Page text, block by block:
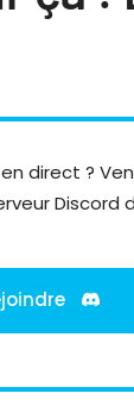
direct ?
Discord